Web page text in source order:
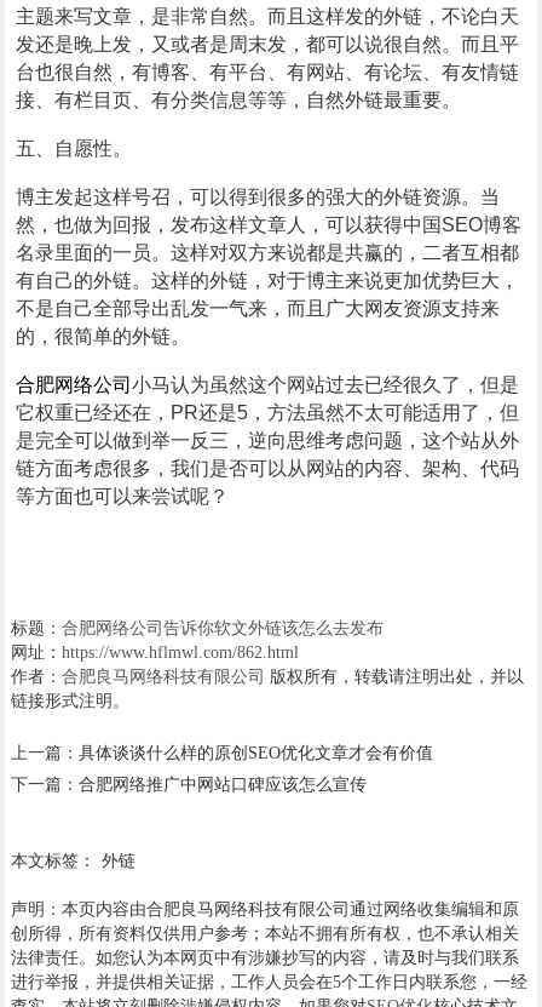
主题来写文章，是非常自然。而且这样发的外链，不论白天
发还是晚上发，又或者是周末发，都可以说很自然。而且平
台也很自然，有博客、有平台、有网站、有论坛、有友情链
接、有栏目页、有分类信息等等，自然外链最重要。
五、自愿性。
博主发起这样号召，可以得到很多的强大的外链资源。当
然，也做为回报，发布这样文章人，可以获得中国SEO博客
名录里面的一员。这样对双方来说都是共赢的，二者互相都
有自己的外链。这样的外链，对于博主来说更加优势巨大，
不是自己全部导出乱发一气来，而且广大网友资源支持来
的，很简单的外链。
合肥网络公司小马认为虽然这个网站过去已经很久了，但是
它权重已经还在，PR还是5，方法虽然不太可能适用了，但
是完全可以做到举一反三，逆向思维考虑问题，这个站从外
链方面考虑很多，我们是否可以从网站的内容、架构、代码
等方面也可以来尝试呢？
标题： 合肥网络公司告诉你软文外链该怎么去发布
网址： https://www.hflmwl.com/862.html
作者： 合肥良马网络科技有限公司 版权所有，转载请注明出处，并以
链接形式注明。
上一篇： 具体谈谈什么样的原创SEO优化文章才会有价值
下一篇： 合肥网络推广中网站口碑应该怎么宣传
本文标签： 外链
声明：本页内容由合肥良马网络科技有限公司通过网络收集编辑和原
创所得，所有资料仅供用户参考；本站不拥有所有权，也不承认相关
法律责任。如您认为本网页中有涉嫌抄写的内容，请及时与我们联系
进行举报，并提供相关证据，工作人员会在5个工作日内联系您，一经